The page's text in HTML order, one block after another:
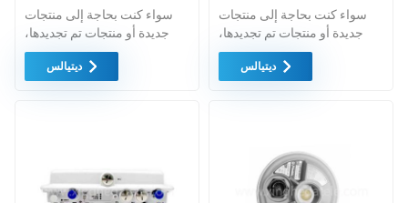
سواء كنت بحاجة إلى منتجات
جديدة أو منتجات تم تجديدها،
فإن الضمان الشامل هو المعيار
القياسي. نحن نشتري فقط
أعلى مستويات الجودة وحماية
ديتيالس
سواء كنت بحاجة إلى منتجات
جديدة أو منتجات تم تجديدها،
فإن الضمان الشامل هو المعيار
القياسي. نحن نشتري فقط
مستويات الجودة. ويتم توفير كل
ديتيالس